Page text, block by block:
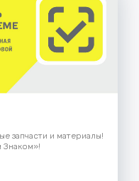
запчасти и материалы!